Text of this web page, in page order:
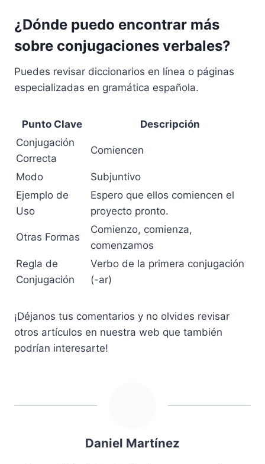
¿Dónde puedo encontrar más
sobre conjugaciones verbales?
Puedes revisar diccionarios en línea o páginas
especializadas en gramática española.
Punto Clave
Descripción
Conjugación
Correcta
Comiencen
Modo
Subjuntivo
Ejemplo de
Uso
Espero que ellos comiencen el
proyecto pronto.
Otras Formas
Comienzo, comienza,
comenzamos
Regla de
Conjugación
Verbo de la primera conjugación
(-ar)
¡Déjanos tus comentarios y no olvides revisar
otros artículos en nuestra web que también
podrían interesarte!
Daniel Martínez